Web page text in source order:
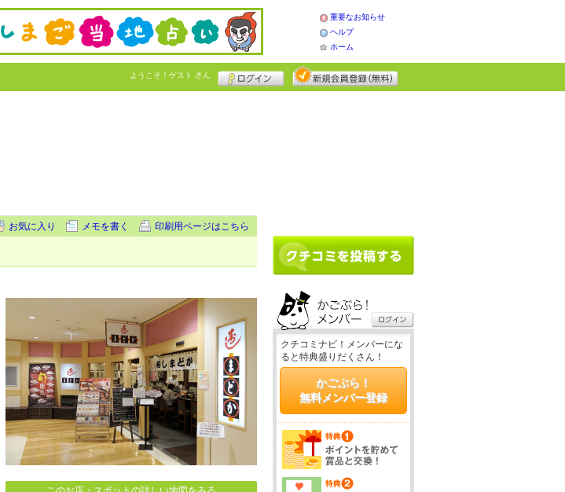
重要なお知らせ
ヘルプ
ホーム
ようこそ！ ゲスト さん
お気に入り メモを書く 印刷用ページはこちら
クチコミナビ！メンバーにな
ると特典盛りだくさん！
かごぶら！
無料メンバー登録